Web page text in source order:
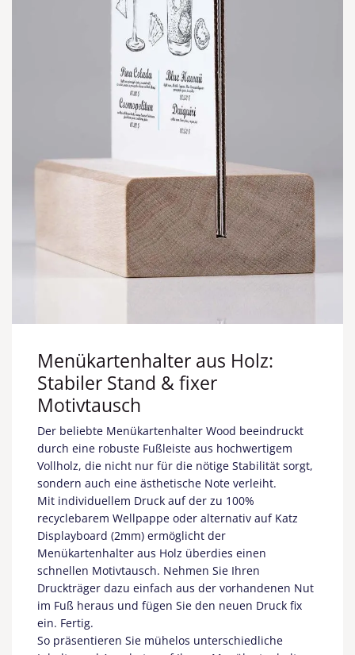
Menükartenhalter aus Holz:
Stabiler Stand & fixer
Motivtausch
Der beliebte Menükartenhalter Wood beeindruckt
durch eine robuste Fußleiste aus hochwertigem
Vollholz, die nicht nur für die nötige Stabilität sorgt,
sondern auch eine ästhetische Note verleiht.
Mit individuellem Druck auf der zu 100%
recyclebarem Wellpappe oder alternativ auf Katz
Displayboard (2mm) ermöglicht der
Menükartenhalter aus Holz überdies einen
schnellen Motivtausch. Nehmen Sie Ihren
Druckträger dazu einfach aus der vorhandenen Nut
im Fuß heraus und fügen Sie den neuen Druck fix
ein. Fertig.
So präsentieren Sie mühelos unterschiedliche